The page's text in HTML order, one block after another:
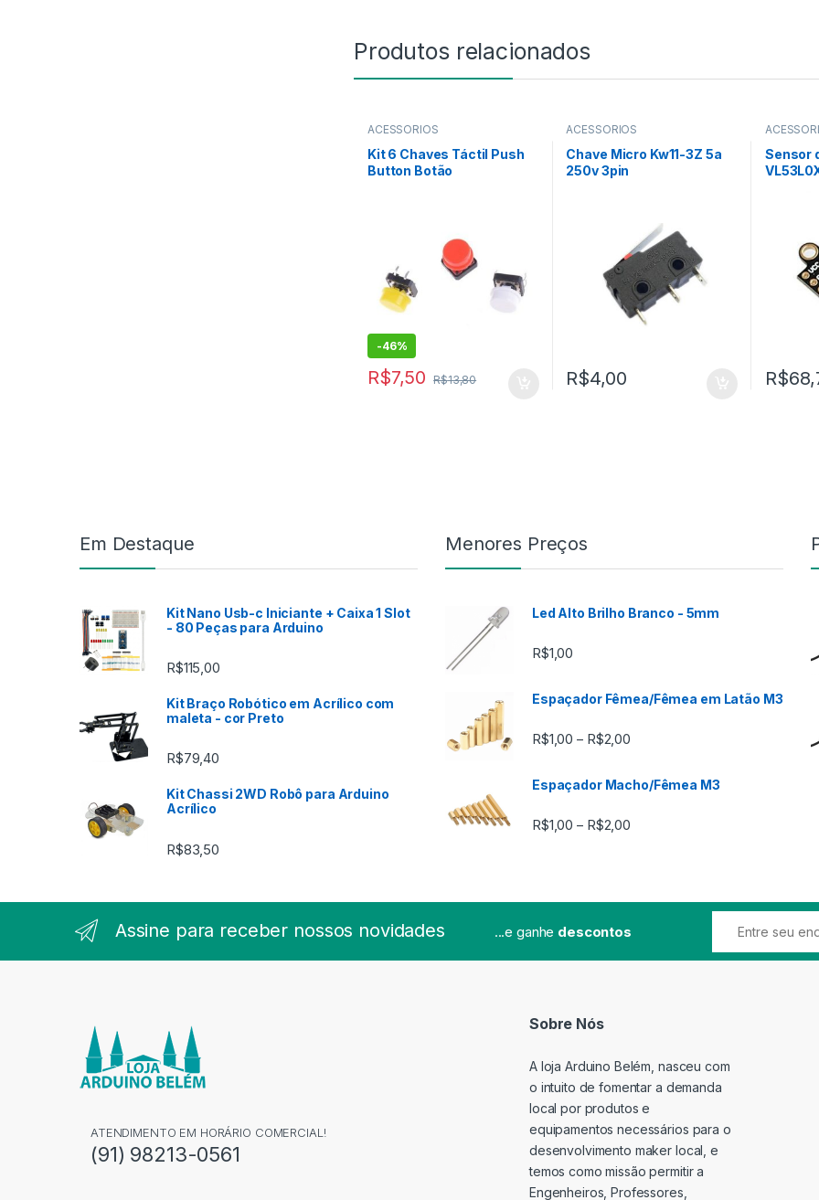
Produtos relacionados
ACESSÓRIOS
Kit 6 Chaves Táctil Push
Button Botão
-46%
R$7,50 R$13,80
ACESSÓRIOS
Chave Micro Kw11-3Z 5a
250v 3pin
R$4,00
Sensor
R$
Marca de Carrosel
Em Destaque
Kit Nano Usb-c Iniciante + Caixa 1 Slot
- 80 Peças para Arduino
R$115,00
Kit Braço Robótico em Acrílico com
maleta - cor Preto
R$79,40
Kit Chassi 2WD Robô para Arduino
Acrílico
R$83,50
Menores Preços
Led Alto Brilho Branco - 5mm
R$1,00
Espaçador Fêmea/Fêmea em Latão M3
R$1,00 – R$2,00 Faixa de preço: R$1,00
Espaçador Macho/Fêmea M3
R$1,00 – R$2,00 Faixa de preço: R$1,00
Assine para receber nossos novidades ...e ganhe descontos
ATENDIMENTO EM HORÁRIO COMERCIAL!
(91) 98213-0561
Sobre Nós
A loja Arduino Belém, nasceu com
o intuito de fomentar a demanda
local por produtos e
equipamentos necessários para o
desenvolvimento maker local, e
temos como missão permitir a
Engenheiros, Professores,